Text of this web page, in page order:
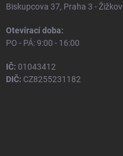
Biskupcova 37, Praha 3 - Žižkov
Otevírací doba:
PO - PÁ: 9:00 - 16:00
IČ: 01043412
DIČ: CZ8255231182